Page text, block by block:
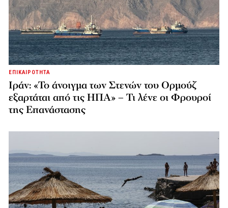
ΕΠΙΚΑΙΡΟΤΗΤΑ
Ιράν: «Το άνοιγμα των Στενών του Ορμούζ
εξαρτάται από τις ΗΠΑ» – Τι λένε οι Φρουροί
της Επανάστασης